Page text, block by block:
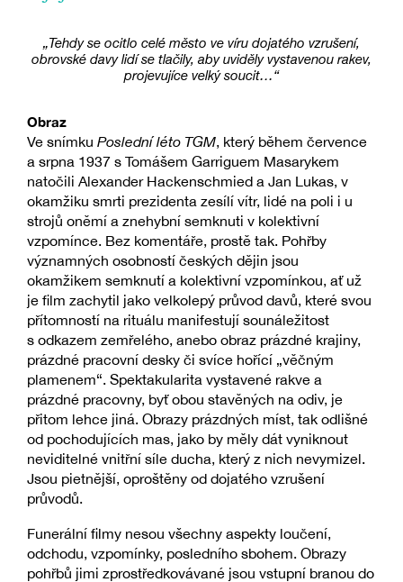
„Tehdy se ocitlo celé město ve víru dojatého vzrušení,
obrovské davy lidí se tlačily, aby uviděly vystavenou rakev,
projevujíce velký soucit…“
Obraz
Ve snímku Poslední léto TGM, který během července
a srpna 1937 s Tomášem Garriguem Masarykem
natočili Alexander Hackenschmied a Jan Lukas, v
okamžiku smrti prezidenta zesílí vítr, lidé na poli i u
strojů oněmí a znehybní semknuti v kolektivní
vzpomínce. Bez komentáře, prostě tak. Pohřby
významných osobností českých dějin jsou
okamžikem semknutí a kolektivní vzpomínkou, ať už
je film zachytil jako velkolepý průvod davů, které svou
přítomností na rituálu manifestují sounáležitost
s odkazem zemřelého, anebo obraz prázdné krajiny,
prázdné pracovní desky či svíce hořící „věčným
plamenem“. Spektakularita vystavené rakve a
prázdné pracovny, byť obou stavěných na odiv, je
přitom lehce jiná. Obrazy prázdných míst, tak odlišné
od pochodujících mas, jako by měly dát vyniknout
neviditelné vnitřní síle ducha, který z nich nevymizel.
Jsou pietnější, oproštěny od dojatého vzrušení
průvodů.
Funerální filmy nesou všechny aspekty loučení,
odchodu, vzpomínky, posledního sbohem. Obrazy
pohřbů jimi zprostředkovávané jsou vstupní branou do